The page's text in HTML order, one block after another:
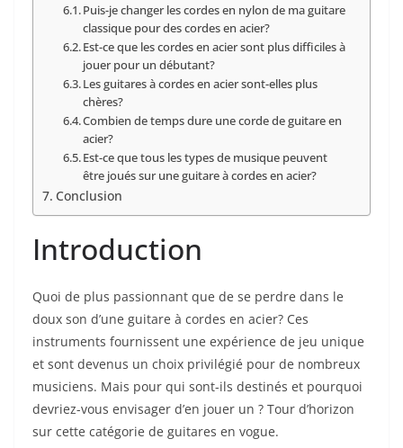
Puis-je​ changer les cordes en nylon de‍ ma ⁢guitare
classique pour des cordes en⁣ acier?
Est-ce que les cordes en acier sont plus⁣ difficiles à
jouer pour ⁢un⁤ débutant?
Les guitares à cordes en acier sont-elles plus
chères?
Combien de temps ​dure une corde de‍ guitare en
acier?
Est-ce que tous les types de musique peuvent
être joués sur une guitare à cordes en acier?
Conclusion
Introduction
Quoi de plus passionnant que de ⁤se perdre⁤ dans le
doux son d’une guitare à cordes en acier? Ces
instruments fournissent une expérience⁣ de jeu unique
et sont devenus un choix privilégié pour de nombreux
musiciens. Mais pour qui sont-ils destinés et ⁣pourquoi
devriez-vous envisager d’en jouer un ⁣? Tour d’horizon
sur cette catégorie de ⁣guitares en vogue.